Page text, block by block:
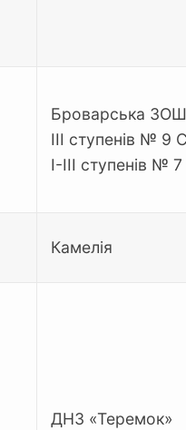
Броварська
ІІІ ступенів № 9
І-ІІІ ступенів № 7
Камелія
ДНЗ «Теремок»